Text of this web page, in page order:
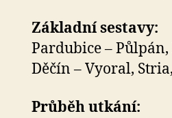
Základní sestavy:
Pardubice –
Děčín – Vyoral,
Průběh utkání: